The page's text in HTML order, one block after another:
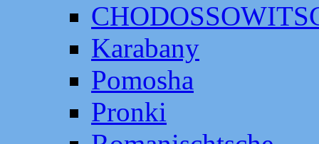
Karabany
Pomosha
Pronki